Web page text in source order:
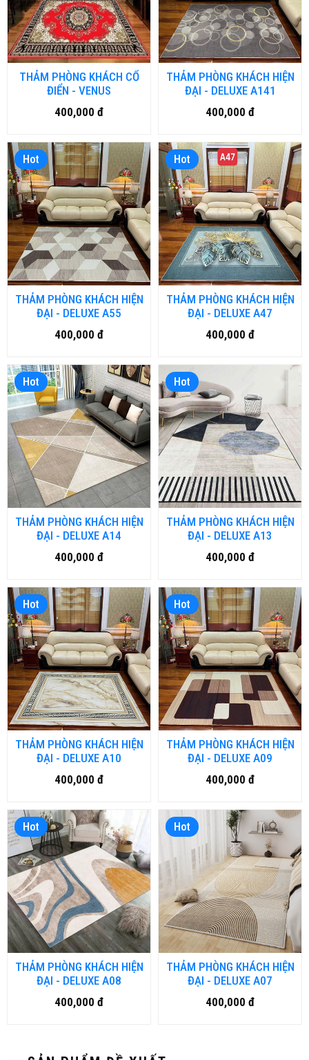
THẢM PHÒNG KHÁCH CỔ
ĐIỂN - VENUS
400,000 đ
THẢM PHÒNG KHÁCH HIỆN
ĐẠI - DELUXE A141
400,000 đ
Hot
THẢM PHÒNG KHÁCH HIỆN
ĐẠI - DELUXE A55
400,000 đ
Hot
THẢM PHÒNG KHÁCH HIỆN
ĐẠI - DELUXE A47
400,000 đ
Hot
THẢM PHÒNG KHÁCH HIỆN
ĐẠI - DELUXE A14
400,000 đ
Hot
THẢM PHÒNG KHÁCH HIỆN
ĐẠI - DELUXE A13
400,000 đ
Hot
THẢM PHÒNG KHÁCH HIỆN
ĐẠI - DELUXE A10
400,000 đ
Hot
THẢM PHÒNG KHÁCH HIỆN
ĐẠI - DELUXE A09
400,000 đ
Hot
THẢM PHÒNG KHÁCH HIỆN
ĐẠI - DELUXE A08
400,000 đ
Hot
THẢM PHÒNG KHÁCH HIỆN
ĐẠI - DELUXE A07
400,000 đ